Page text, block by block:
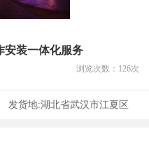
安装一体化服务
浏览次数： 126次
发货地:湖北省武汉市江夏区